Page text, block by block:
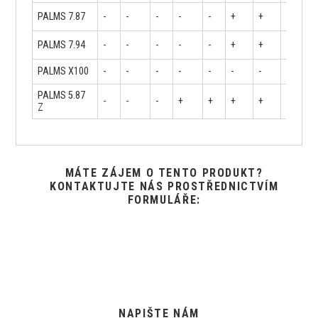
PALMS 7.87 - - - - - + +
PALMS 7.94 - - - - - + +
PALMS X100 - - - - - - -
PALMS 5.87
Z
- - - + + + +
MÁTE ZÁJEM O TENTO PRODUKT?
KONTAKTUJTE NÁS PROSTŘEDNICTVÍM
FORMULÁŘE:
NAPIŠTE NÁM